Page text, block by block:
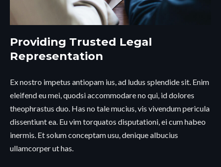
Providing Trusted Legal
Representation
Ex nostro impetus antiopam ius, ad ludus splendide sit. Enim
eleifend eu mei, quodsi accommodare no qui, id dolores
theophrastus duo. Has no tale mucius, vis vivendum pericula
dissentiunt ea. Eu vim torquatos disputationi, ei cum habeo
inermis. Et solum conceptam usu, denique albucius
ullamcorper ut has.